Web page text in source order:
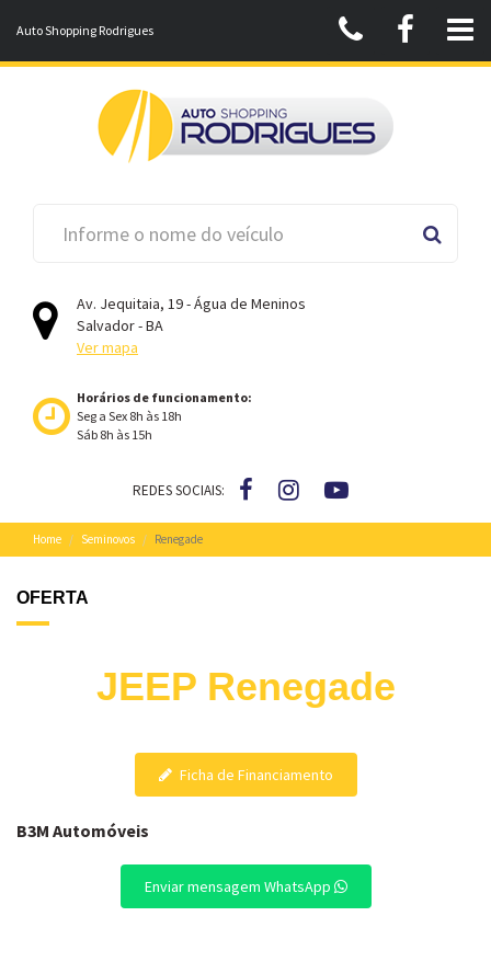
Auto Shopping Rodrigues
Av. Jequitaia, 19 - Água de Meninos
Salvador - BA
Ver mapa
Horários de funcionamento:
Seg a Sex 8h às 18h
Sáb 8h às 15h
REDES SOCIAIS:
Home Seminovos Renegade
OFERTA
JEEP Renegade
Ficha de Financiamento
B3M Automóveis
Enviar mensagem WhatsApp